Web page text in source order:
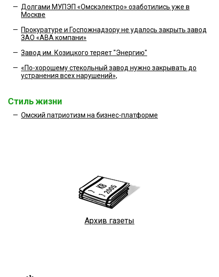
— Долгами МУПЭП «Омскэлектро» озаботились уже в
Москве
— Прокуратуре и Госпожнадзору не удалось закрыть завод
ЗАО «АВА компани»
— Завод им. Козицкого теряет "Энергию"
— «По-хорошему стекольный завод нужно закрывать до
устранения всех нарушений»,
Стиль жизни
— Омский патриотизм на бизнес-платформе
Архив газеты